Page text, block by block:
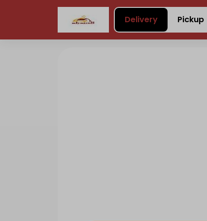
Delivery Pickup